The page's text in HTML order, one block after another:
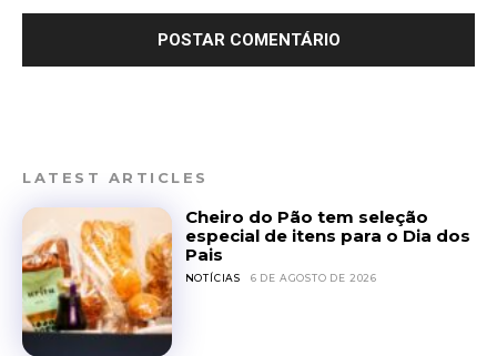
LATEST ARTICLES
Cheiro do Pão tem seleção
especial de itens para o Dia dos
Pais
NOTÍCIAS 6 DE AGOSTO DE 2026